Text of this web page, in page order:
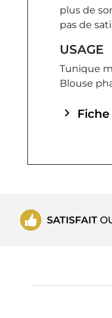
plus de
pas de
USAGE
Tunique
Blouse
chevron_right
SATISFAIT